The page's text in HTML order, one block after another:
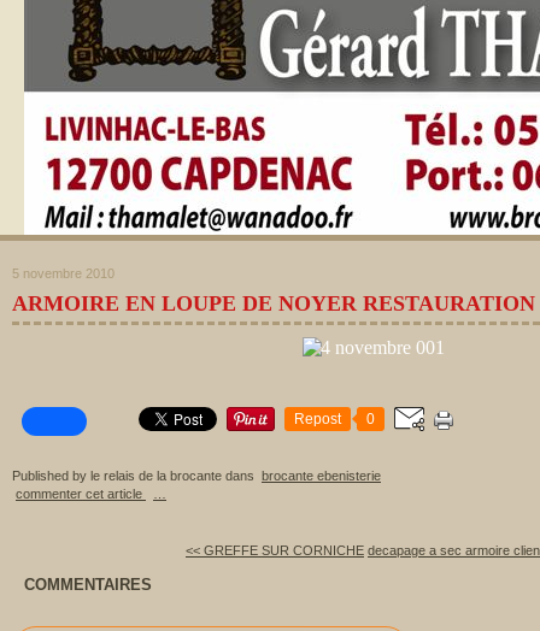
5 novembre 2010
ARMOIRE EN LOUPE DE NOYER
Repost 0
Published by le relais de la brocante dans brocante ebenisterie
commenter cet article
<< GREFFE SUR CORNICHE decapage a sec armoire
COMMENTAIRES